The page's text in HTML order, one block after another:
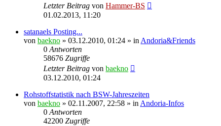
Letzter Beitrag von Hammer-BS
01.02.2013, 11:20
satanaels Posting...
von baekno » 03.12.2010, 01:24 » in Andoria&Friends
0 Antworten
58676 Zugriffe
Letzter Beitrag von baekno
03.12.2010, 01:24
Rohstoffstatistik nach BSW-Jahreszeiten
von baekno » 02.11.2007, 22:58 » in Andoria-Infos
0 Antworten
42200 Zugriffe